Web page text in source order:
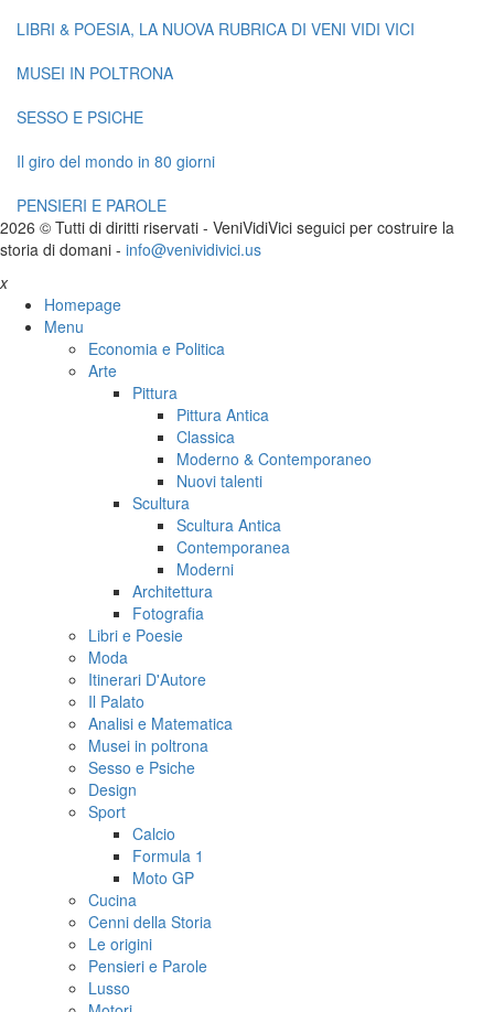
LIBRI & POESIA, LA NUOVA RUBRICA DI VENI VIDI VICI
MUSEI IN POLTRONA
SESSO E PSICHE
Il giro del mondo in 80 giorni
PENSIERI E PAROLE
2026 © Tutti di diritti riservati - VeniVidiVici seguici per costruire la
storia di domani - info@venividivici.us
x
Homepage
Menu
Economia e Politica
Arte
Pittura
Pittura Antica
Classica
Moderno & Contemporaneo
Nuovi talenti
Scultura
Scultura Antica
Contemporanea
Moderni
Architettura
Fotografia
Libri e Poesie
Moda
Itinerari D'Autore
Il Palato
Analisi e Matematica
Musei in poltrona
Sesso e Psiche
Design
Sport
Calcio
Formula 1
Moto GP
Cucina
Cenni della Storia
Le origini
Pensieri e Parole
Lusso